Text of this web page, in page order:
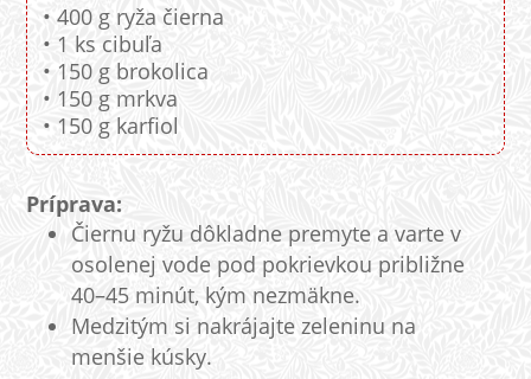
• 400 g ryža čierna
• 1 ks cibuľa
• 150 g brokolica
• 150 g mrkva
• 150 g karfiol
Príprava:
Čiernu ryžu dôkladne premyte a varte v
osolenej vode pod pokrievkou približne
40–45 minút, kým nezmäkne.
Medzitým si nakrájajte zeleninu na
menšie kúsky.